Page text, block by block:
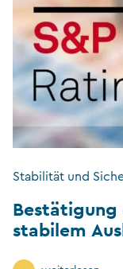
Stabilität und
Bestätigung
stabilem